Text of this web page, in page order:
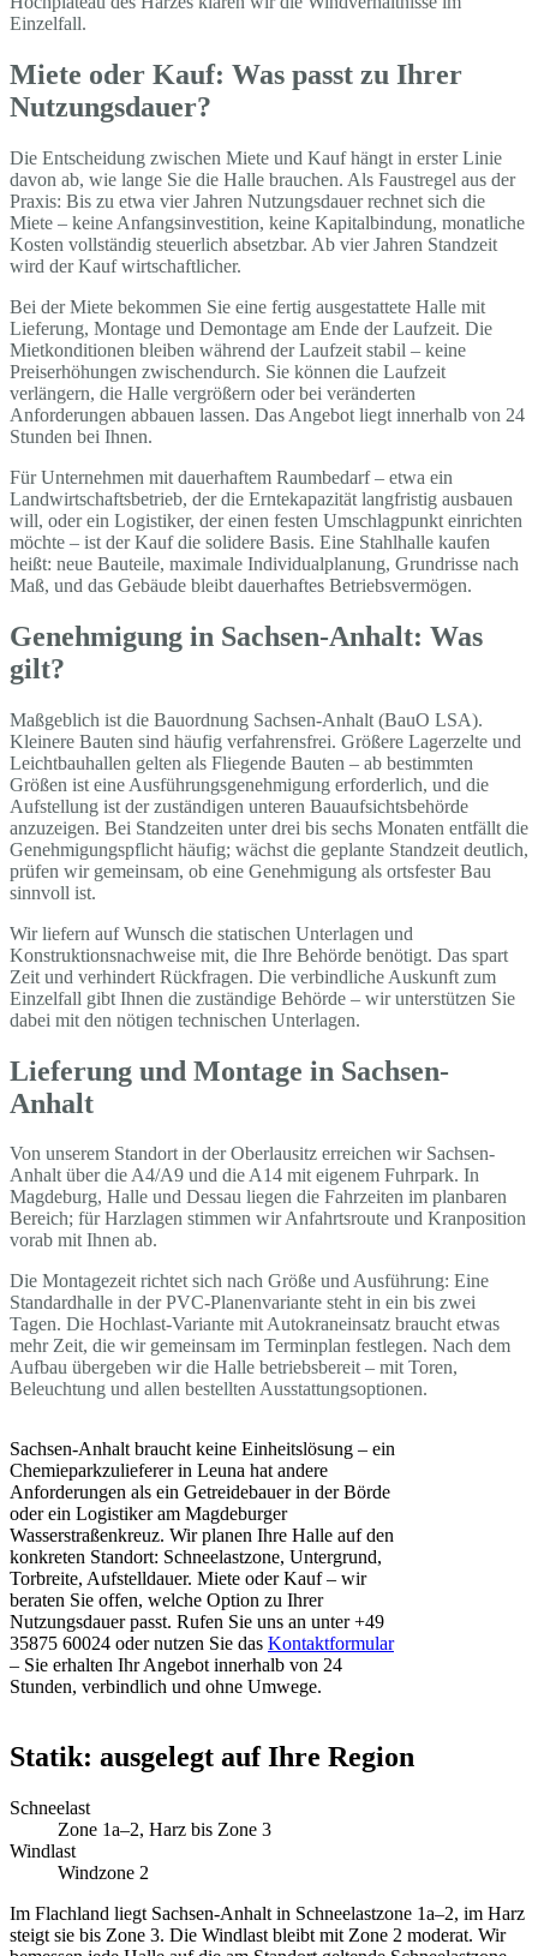
Einzelfall.
Miete oder Kauf: Was passt zu Ihrer
Nutzungsdauer?
Die Entscheidung zwischen Miete und Kauf hängt in erster Linie
davon ab, wie lange Sie die Halle brauchen. Als Faustregel aus der
Praxis: Bis zu etwa vier Jahren Nutzungsdauer rechnet sich die
Miete – keine Anfangsinvestition, keine Kapitalbindung, monatliche
Kosten vollständig steuerlich absetzbar. Ab vier Jahren Standzeit
wird der Kauf wirtschaftlicher.
Bei der Miete bekommen Sie eine fertig ausgestattete Halle mit
Lieferung, Montage und Demontage am Ende der Laufzeit. Die
Mietkonditionen bleiben während der Laufzeit stabil – keine
Preiserhöhungen zwischendurch. Sie können die Laufzeit
verlängern, die Halle vergrößern oder bei veränderten
Anforderungen abbauen lassen. Das Angebot liegt innerhalb von 24
Stunden bei Ihnen.
Für Unternehmen mit dauerhaftem Raumbedarf – etwa ein
Landwirtschaftsbetrieb, der die Erntekapazität langfristig ausbauen
will, oder ein Logistiker, der einen festen Umschlagpunkt einrichten
möchte – ist der Kauf die solidere Basis. Eine Stahlhalle kaufen
heißt: neue Bauteile, maximale Individualplanung, Grundrisse nach
Maß, und das Gebäude bleibt dauerhaftes Betriebsvermögen.
Genehmigung in Sachsen-Anhalt: Was
gilt?
Maßgeblich ist die Bauordnung Sachsen-Anhalt (BauO LSA).
Kleinere Bauten sind häufig verfahrensfrei. Größere Lagerzelte und
Leichtbauhallen gelten als Fliegende Bauten – ab bestimmten
Größen ist eine Ausführungsgenehmigung erforderlich, und die
Aufstellung ist der zuständigen unteren Bauaufsichtsbehörde
anzuzeigen. Bei Standzeiten unter drei bis sechs Monaten entfällt die
Genehmigungspflicht häufig; wächst die geplante Standzeit deutlich,
prüfen wir gemeinsam, ob eine Genehmigung als ortsfester Bau
sinnvoll ist.
Wir liefern auf Wunsch die statischen Unterlagen und
Konstruktionsnachweise mit, die Ihre Behörde benötigt. Das spart
Zeit und verhindert Rückfragen. Die verbindliche Auskunft zum
Einzelfall gibt Ihnen die zuständige Behörde – wir unterstützen Sie
dabei mit den nötigen technischen Unterlagen.
Lieferung und Montage in Sachsen-
Anhalt
Von unserem Standort in der Oberlausitz erreichen wir Sachsen-
Anhalt über die A4/A9 und die A14 mit eigenem Fuhrpark. In
Magdeburg, Halle und Dessau liegen die Fahrzeiten im planbaren
Bereich; für Harzlagen stimmen wir Anfahrtsroute und Kranposition
vorab mit Ihnen ab.
Die Montagezeit richtet sich nach Größe und Ausführung: Eine
Standardhalle in der PVC-Planenvariante steht in ein bis zwei
Tagen. Die Hochlast-Variante mit Autokraneinsatz braucht etwas
mehr Zeit, die wir gemeinsam im Terminplan festlegen. Nach dem
Aufbau übergeben wir die Halle betriebsbereit – mit Toren,
Beleuchtung und allen bestellten Ausstattungsoptionen.
Sachsen-Anhalt braucht keine Einheitslösung – ein
Chemieparkzulieferer in Leuna hat andere
Anforderungen als ein Getreidebauer in der Börde
oder ein Logistiker am Magdeburger
Wasserstraßenkreuz. Wir planen Ihre Halle auf den
konkreten Standort: Schneelastzone, Untergrund,
Torbreite, Aufstelldauer. Miete oder Kauf – wir
beraten Sie offen, welche Option zu Ihrer
Nutzungsdauer passt. Rufen Sie uns an unter +49
35875 60024 oder nutzen Sie das Kontaktformular
– Sie erhalten Ihr Angebot innerhalb von 24
Stunden, verbindlich und ohne Umwege.
Statik: ausgelegt auf Ihre Region
Schneelast
Zone 1a–2, Harz bis Zone 3
Windlast
Windzone 2
Im Flachland liegt Sachsen-Anhalt in Schneelastzone 1a–2, im Harz
steigt sie bis Zone 3. Die Windlast bleibt mit Zone 2 moderat. Wir